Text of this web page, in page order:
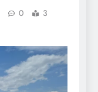
0
3